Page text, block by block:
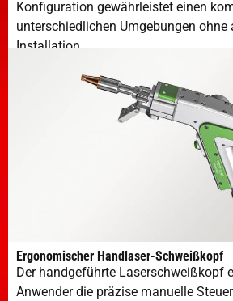
Konfiguration gewährleistet einen
unterschiedlichen Umgebungen ohne
Installation.
Ergonomischer Handlaser-Schweißkopf
Der handgeführte Laserschweißkopf
Anwender die präzise manuelle